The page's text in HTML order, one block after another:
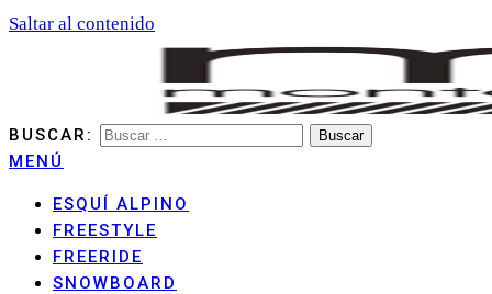
Saltar al contenido
MONTANHA ARAN CLUB
BUSCAR:
MENÚ
ESQUÍ ALPINO
FREESTYLE
FREERIDE
SNOWBOARD